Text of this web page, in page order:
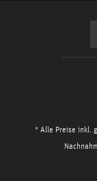
* Alle Preise inkl.